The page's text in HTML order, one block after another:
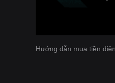
Hướng dẫn mua tiền